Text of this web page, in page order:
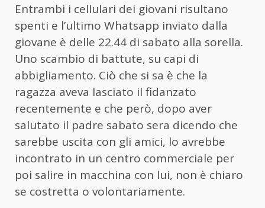
Entrambi i cellulari dei giovani risultano
spenti e l’ultimo Whatsapp inviato dalla
giovane è delle 22.44 di sabato alla sorella.
Uno scambio di battute, su capi di
abbigliamento. Ciò che si sa è che la
ragazza aveva lasciato il fidanzato
recentemente e che però, dopo aver
salutato il padre sabato sera dicendo che
sarebbe uscita con gli amici, lo avrebbe
incontrato in un centro commerciale per
poi salire in macchina con lui, non è chiaro
se costretta o volontariamente.